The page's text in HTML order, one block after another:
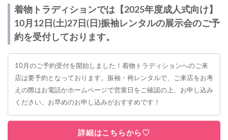
着物トラディションでは【2025年度成人式向け】
10月12日(土)27日(日)振袖レンタルの展示会のご予
約を受付しております。
10月のご予約受付を開始しました！着物トラディションへのご来
店は要予約となっております。振袖・袴レンタルで、ご来店をお考
えの際はお電話かホームページで営業日をご確認の上、お申し込み
ください。お早めのお申し込みがおすすめです！
詳細はこちらから♡